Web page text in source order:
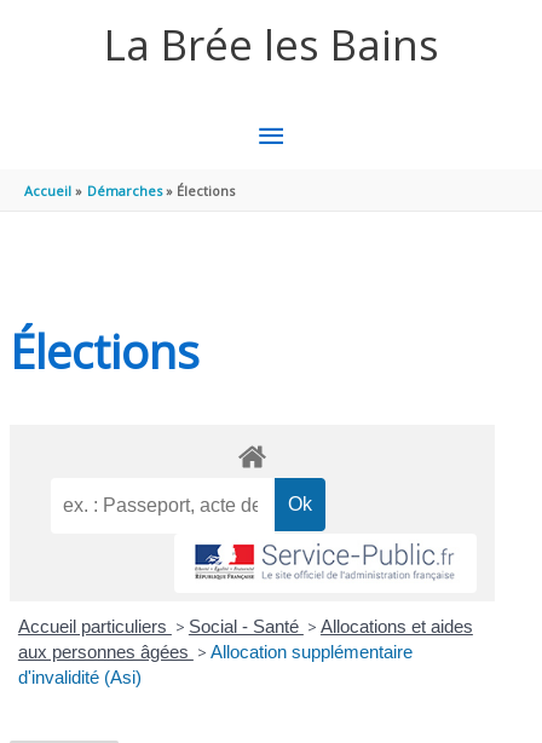
La Brée les Bains
MENU
Accueil Démarches Élections
Élections
Accueil particuliers > Social - Santé > Allocations et aides
aux personnes âgées > Allocation supplémentaire
d'invalidité (Asi)